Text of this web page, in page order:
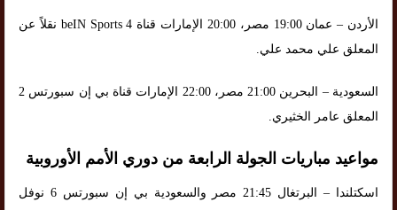
الأردن – عمان 19:00 مصر، 20:00 الإمارات قناة beIN Sports 4 نقلاً عن
المعلق علي محمد علي.
السعودية – البحرين 21:00 مصر، 22:00 الإمارات قناة بي إن سبورتس 2
المعلق عامر الخثيري.
مواعيد مباريات الجولة الرابعة من دوري الأمم الأوروبية
اسكتلندا – البرتغال 21:45 مصر والسعودية بي إن سبورتس 6 نوفل